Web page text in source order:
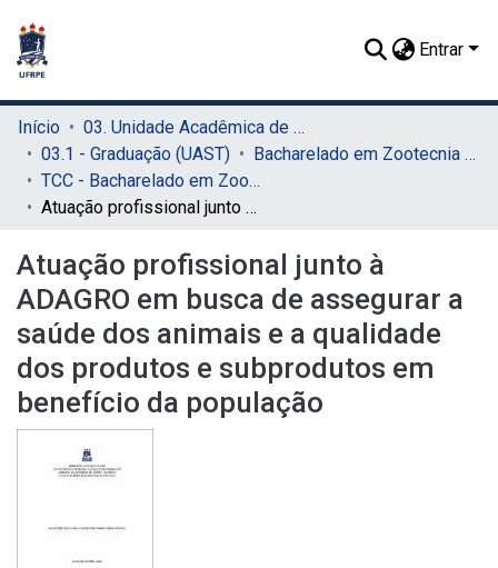
Entrar
Início
03. Unidade Acadêmica de Serra Talhada (UAST)
03.1 - Graduação (UAST)
Bacharelado em Zootecnia (UAST)
TCC - Bacharelado em Zootecnia (UAST)
Atuação profissional junto à ADAGRO em busca de assegurar a saúde dos animais e a qualidade dos produtos e subprodutos em benefício da população
Atuação profissional junto à
ADAGRO em busca de assegurar a
saúde dos animais e a qualidade
dos produtos e subprodutos em
benefício da população